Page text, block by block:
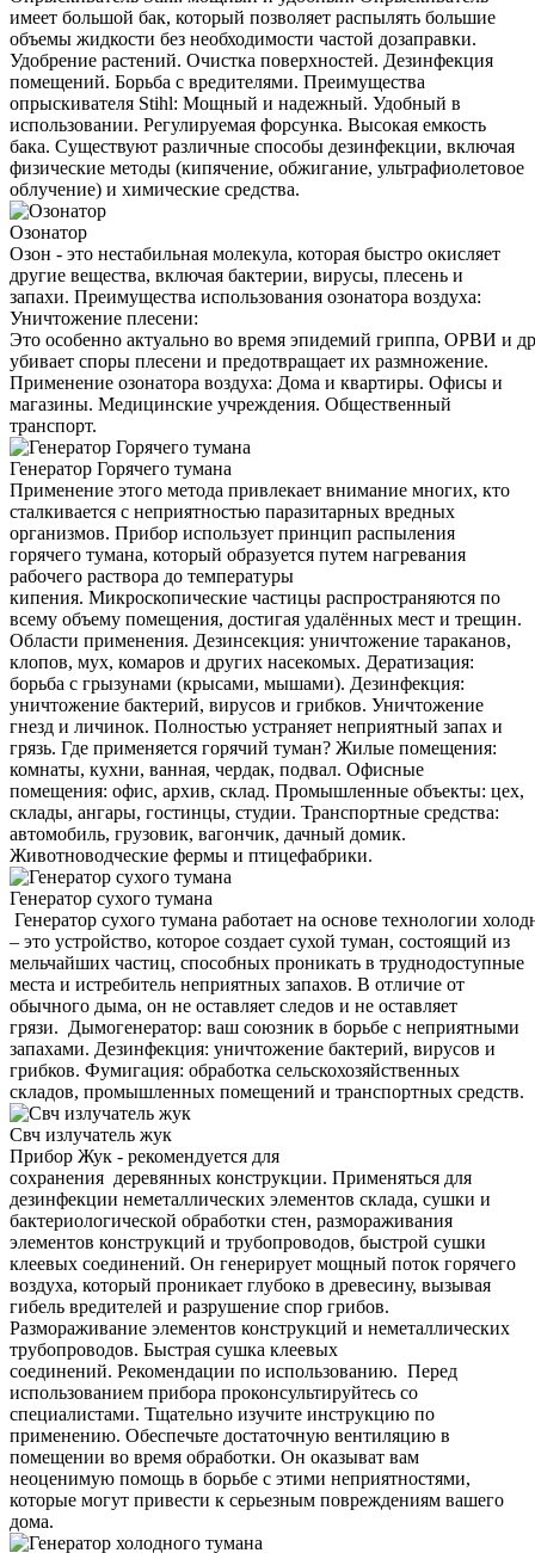
имеет большой бак, который позволяет распылять большие
объемы жидкости без необходимости частой дозаправки.
Удобрение растений. Очистка поверхностей. Дезинфекция
помещений. Борьба с вредителями. Преимущества
опрыскивателя Stihl: Мощный и надежный. Удобный в
использовании. Регулируемая форсунка. Высокая емкость
бака. Существуют различные способы дезинфекции, включая
физические методы (кипячение, обжигание, ультрафиолетовое
облучение) и химические средства.
Озонатор
Озон - это нестабильная молекула, которая быстро окисляет
другие вещества, включая бактерии, вирусы, плесень и
запахи. Преимущества использования озонатора воздуха:
Уничтожение плесени:
Это особенно актуально во время эпидемий гриппа, ОРВИ и
убивает споры плесени и предотвращает их размножение.
Применение озонатора воздуха: Дома и квартиры. Офисы и
магазины. Медицинские учреждения. Общественный
транспорт.
Генератор Горячего тумана
Применение этого метода привлекает внимание многих, кто
сталкивается с неприятностью паразитарных вредных
организмов. Прибор использует принцип распыления
горячего тумана, который образуется путем нагревания
рабочего раствора до температуры
кипения. Микроскопические частицы распространяются по
всему объему помещения, достигая удалённых мест и трещин.
Области применения. Дезинсекция: уничтожение тараканов,
клопов, мух, комаров и других насекомых. Дератизация:
борьба с грызунами (крысами, мышами). Дезинфекция:
уничтожение бактерий, вирусов и грибков. Уничтожение
гнезд и личинок. Полностью устраняет неприятный запах и
грязь. Где применяется горячий туман? Жилые помещения:
комнаты, кухни, ванная, чердак, подвал. Офисные
помещения: офис, архив, склад. Промышленные объекты: цех,
склады, ангары, гостинцы, студии. Транспортные средства:
автомобиль, грузовик, вагончик, дачный домик.
Животноводческие фермы и птицефабрики.
Генератор сухого тумана
Генератор сухого тумана работает на основе технологии
– это устройство, которое создает сухой туман, состоящий из
мельчайших частиц, способных проникать в труднодоступные
места и истребитель неприятных запахов. В отличие от
обычного дыма, он не оставляет следов и не оставляет
грязи. Дымогенератор: ваш союзник в борьбе с неприятными
запахами. Дезинфекция: уничтожение бактерий, вирусов и
грибков. Фумигация: обработка сельскохозяйственных
складов, промышленных помещений и транспортных средств.
Свч излучатель жук
Прибор Жук - рекомендуется для
сохранения деревянных конструкции. Применяться для
дезинфекции неметаллических элементов склада, сушки и
бактериологической обработки стен, размораживания
элементов конструкций и трубопроводов, быстрой сушки
клеевых соединений. Он генерирует мощный поток горячего
воздуха, который проникает глубоко в древесину, вызывая
гибель вредителей и разрушение спор грибов.
Размораживание элементов конструкций и неметаллических
трубопроводов. Быстрая сушка клеевых
соединений. Рекомендации по использованию. Перед
использованием прибора проконсультируйтесь со
специалистами. Тщательно изучите инструкцию по
применению. Обеспечьте достаточную вентиляцию в
помещении во время обработки. Он оказыват вам
неоценимую помощь в борьбе с этими неприятностями,
которые могут привести к серьезным повреждениям вашего
дома.